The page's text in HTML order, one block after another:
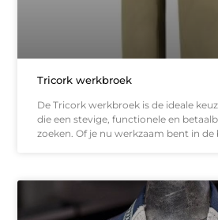
Tricork werkbroek
De Tricork werkbroek is de ideale
die een stevige, functionele en
zoeken. Of je nu werkzaam bent in de